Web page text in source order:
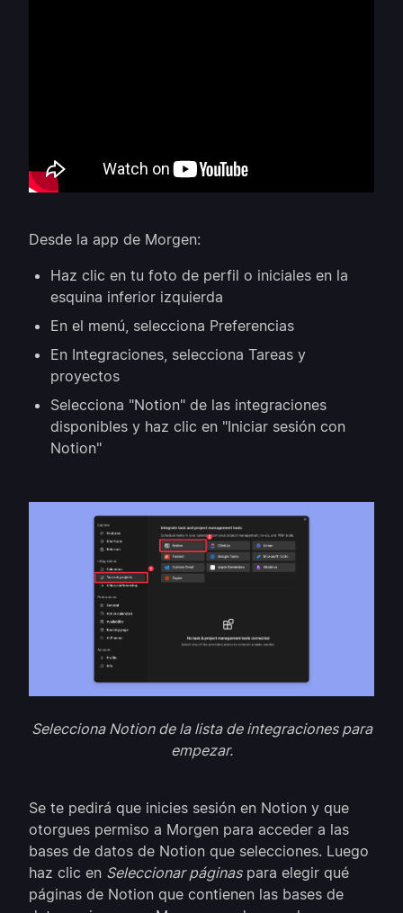
Desde la app de Morgen:
Haz clic en tu foto de perfil o iniciales en la
esquina inferior izquierda
En el menú, selecciona Preferencias
En Integraciones, selecciona Tareas y
proyectos
Selecciona "Notion" de las integraciones
disponibles y haz clic en "Iniciar sesión con
Notion"
Selecciona Notion de la lista de integraciones para
empezar.
Se te pedirá que inicies sesión en Notion y que
otorgues permiso a Morgen para acceder a las
bases de datos de Notion que selecciones. Luego
haz clic en Seleccionar páginaspara elegir qué
páginas de Notion que contienen las bases de